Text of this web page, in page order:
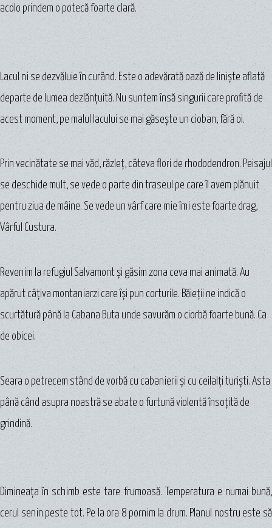
acolo prindem o potecă foarte clară.
Lacul ni se dezvăluie în curând. Este o adevărată oază de linişte aflată
departe de lumea dezlănţuită. Nu suntem însă singurii care profită de
acest moment, pe malul lacului se mai găseşte un cioban, fără oi.
Prin vecinătate se mai văd, răzleţ, câteva flori de rhododendron. Peisajul
se deschide mult, se vede o parte din traseul pe care îl avem plănuit
pentru ziua de mâine. Se vede un vârf care mie îmi este foarte drag,
Vârful Custura.
Revenim la refugiul Salvamont şi găsim zona ceva mai animată. Au
apărut câţiva montaniarzi care îşi pun corturile. Băieţii ne indică o
scurtătură până la Cabana Buta unde savurăm o ciorbă foarte bună. Ca
de obicei.
Seara o petrecem stând de vorbă cu cabanierii şi cu ceilalţi turişti. Asta
până când asupra noastră se abate o furtună violentă însoţită de
grindină.
Dimineaţa în schimb este tare frumoasă. Temperatura e numai bună,
cerul senin peste tot. Pe la ora 8 pornim la drum. Planul nostru este să